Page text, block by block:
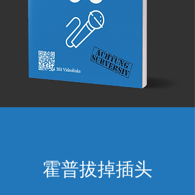
霍普拔掉插头